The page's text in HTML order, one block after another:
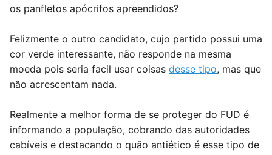
os panfletos apócrifos apreendidos?
Felizmente o outro candidato, cujo partido possui uma
cor verde interessante, não responde na mesma
moeda pois seria facil usar coisas desse tipo, mas que
não acrescentam nada.
Realmente a melhor forma de se proteger do FUD é
informando a população, cobrando das autoridades
cabíveis e destacando o quão antiético é esse tipo de